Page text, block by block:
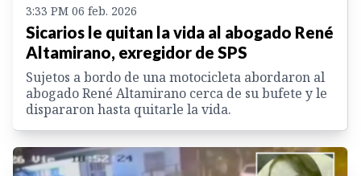
3:33 PM 06 feb. 2026
Sicarios le quitan la vida al abogado René
Altamirano, exregidor de SPS
Sujetos a bordo de una motocicleta abordaron al
abogado René Altamirano cerca de su bufete y le
dispararon hasta quitarle la vida.